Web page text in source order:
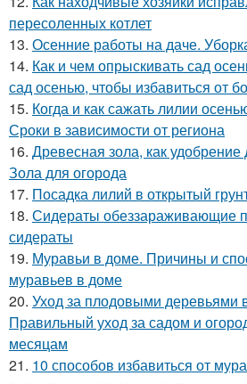
пересоленных котлет
13. Осенние работы на даче.
14. Как и чем опрыскивать сад
сад осенью, чтобы избавиться от
15. Когда и как сажать лилии
Сроки в зависимости от региона
16. Древесная зола, как удобрение
Зола для огорода
17. Посадка лилий в открытый
18. Сидераты обеззараживающие
сидераты
19. Муравьи в доме. Причины и
муравьев в доме
20. Уход за плодовыми деревьями
Правильный уход за садом и
месяцам
21. 10 способов избавиться от